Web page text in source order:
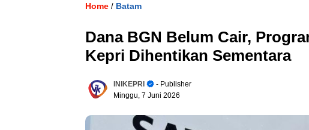
Home / Batam
Dana BGN Belum Cair,
Kepri Dihentikan Sementara
INIKEPRI
- Publisher
Minggu, 7 Juni 2026